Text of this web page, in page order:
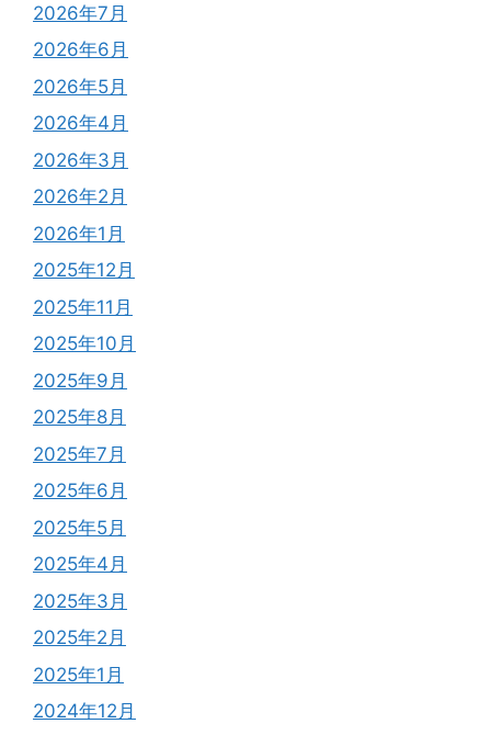
2026年7月
2026年6月
2026年5月
2026年4月
2026年3月
2026年2月
2026年1月
2025年12月
2025年11月
2025年10月
2025年9月
2025年8月
2025年7月
2025年6月
2025年5月
2025年4月
2025年3月
2025年2月
2025年1月
2024年12月